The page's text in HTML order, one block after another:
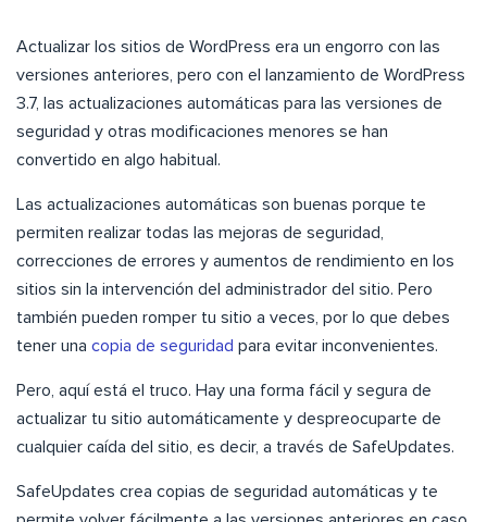
Actualizar los sitios de WordPress era un engorro con las
versiones anteriores, pero con el lanzamiento de WordPress
3.7, las actualizaciones automáticas para las versiones de
seguridad y otras modificaciones menores se han
convertido en algo habitual.
Las actualizaciones automáticas son buenas porque te
permiten realizar todas las mejoras de seguridad,
correcciones de errores y aumentos de rendimiento en los
sitios sin la intervención del administrador del sitio. Pero
también pueden romper tu sitio a veces, por lo que debes
tener una copia de seguridad para evitar inconvenientes.
Pero, aquí está el truco. Hay una forma fácil y segura de
actualizar tu sitio automáticamente y despreocuparte de
cualquier caída del sitio, es decir, a través de SafeUpdates.
SafeUpdates crea copias de seguridad automáticas y te